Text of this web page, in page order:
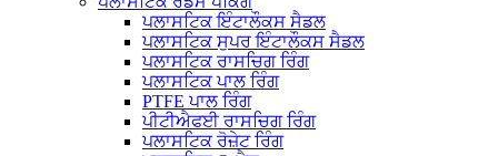
ਪਲਾਸਟਿਕ ਇੰਟਾਲੌਕਸ ਸੈਡਲ
ਪਲਾਸਟਿਕ ਸੁਪਰ ਇੰਟਾਲੌਕਸ ਸੈਡਲ
ਪਲਾਸਟਿਕ ਰਾਸਚਿਗ ਰਿੰਗ
ਪਲਾਸਟਿਕ ਪਾਲ ਰਿੰਗ
PTFE ਪਾਲ ਰਿੰਗ
ਪੀਟੀਐਫਈ ਰਾਸਚਿਗ ਰਿੰਗ
ਪਲਾਸਟਿਕ ਰੋਜ਼ੇਟ ਰਿੰਗ